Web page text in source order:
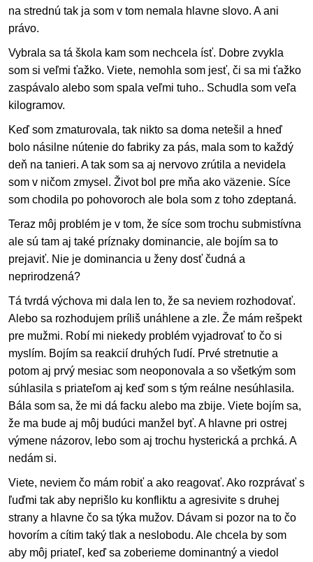
na strednú tak ja som v tom nemala hlavne slovo. A ani
právo.
Vybrala sa tá škola kam som nechcela ísť. Dobre zvykla
som si veľmi ťažko. Viete, nemohla som jesť, či sa mi ťažko
zaspávalo alebo som spala veľmi tuho.. Schudla som veľa
kilogramov.
Keď som zmaturovala, tak nikto sa doma netešil a hneď
bolo násilne nútenie do fabriky za pás, mala som to každý
deň na tanieri. A tak som sa aj nervovo zrútila a nevidela
som v ničom zmysel. Život bol pre mňa ako väzenie. Síce
som chodila po pohovoroch ale bola som z toho zdeptaná.
Teraz môj problém je v tom, že síce som trochu submistívna
ale sú tam aj také príznaky dominancie, ale bojím sa to
prejaviť. Nie je dominancia u ženy dosť čudná a
neprirodzená?
Tá tvrdá výchova mi dala len to, že sa neviem rozhodovať.
Alebo sa rozhodujem príliš unáhlene a zle. Že mám rešpekt
pre mužmi. Robí mi niekedy problém vyjadrovať to čo si
myslím. Bojím sa reakcií druhých ľudí. Prvé stretnutie a
potom aj prvý mesiac som neoponovala a so všetkým som
súhlasila s priateľom aj keď som s tým reálne nesúhlasila.
Bála som sa, že mi dá facku alebo ma zbije. Viete bojím sa,
že ma bude aj môj budúci manžel byť. A hlavne pri ostrej
výmene názorov, lebo som aj trochu hysterická a prchká. A
nedám si.
Viete, neviem čo mám robiť a ako reagovať. Ako rozprávať s
ľuďmi tak aby neprišlo ku konfliktu a agresivite s druhej
strany a hlavne čo sa týka mužov. Dávam si pozor na to čo
hovorím a cítim taký tlak a neslobodu. Ale chcela by som
aby môj priateľ, keď sa zoberieme dominantný a viedol